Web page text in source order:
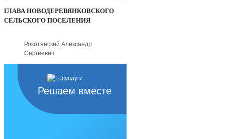
ГЛАВА НОВОДЕРЕВЯНКОВСКОГО
СЕЛЬСКОГО ПОСЕЛЕНИЯ
Рокотянский Александр
Сергеевич
Решаем вместе